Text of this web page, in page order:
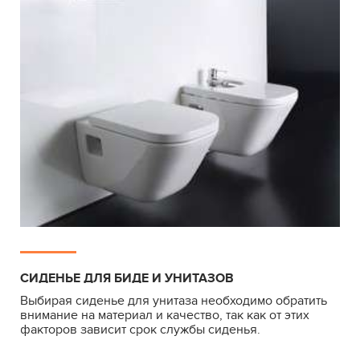
СИДЕНЬЕ ДЛЯ БИДЕ И УНИТАЗОВ
Выбирая сиденье для унитаза необходимо обратить
внимание на материал и качество, так как от этих
факторов зависит срок службы сиденья.